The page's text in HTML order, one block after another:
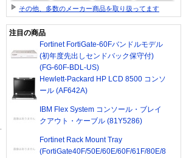
その他、多数のメーカー商品を取り扱ってます
注目の商品
Fortinet FortiGate-60Fバンドルモデル
(初年度先出しセンドバック保守付)
(FG-60F-BDL-US)
Hewlett-Packard HP LCD 8500 コンソ
ール (AF642A)
IBM Flex System コンソール・ブレイ
クアウト・ケーブル (81Y5286)
Fortinet Rack Mount Tray
(FortiGate40F/50E/60E/60F/61F/80E/8